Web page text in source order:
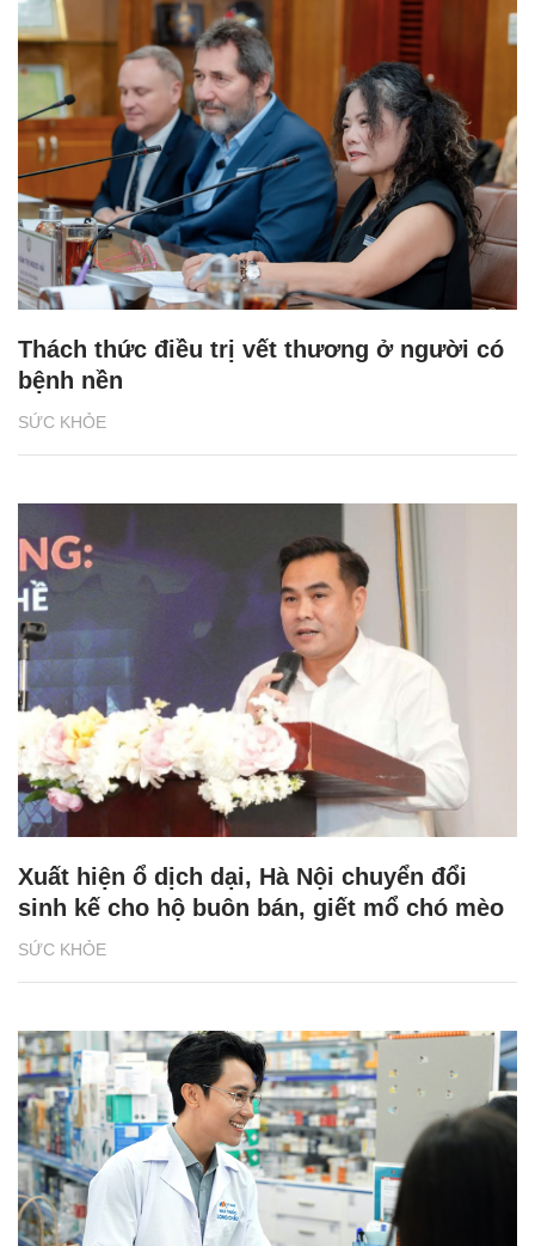
SỨC KHỎE
Thách thức điều trị vết thương ở người có
bệnh nền
SỨC KHỎE
Xuất hiện ổ dịch dại, Hà Nội chuyển đổi
sinh kế cho hộ buôn bán, giết mổ chó mèo